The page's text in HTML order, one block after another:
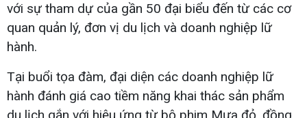
với sự tham dự của gần 50 đại biểu đến từ các cơ
quan quản lý, đơn vị du lịch và doanh nghiệp lữ
hành.
Tại buổi tọa đàm, đại diện các doanh nghiệp lữ
hành đánh giá cao tiềm năng khai thác sản phẩm
du lịch gắn với hiệu ứng từ bộ phim Mưa đỏ, đồng